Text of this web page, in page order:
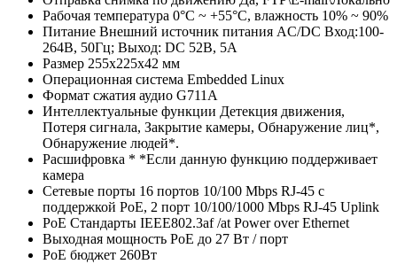
Рабочая температура 0°С ~ +55°С, влажность 10% ~ 90%
Питание Внешний источник питания AC/DC Вход:100-
264В, 50Гц; Выход: DC 52В, 5A
Размер 255х225х42 мм
Операционная система Embedded Linux
Формат сжатия аудио G711A
Интеллектуальные функции Детекция движения,
Потеря сигнала, Закрытие камеры, Обнаружение лиц*,
Обнаружение людей*.
Расшифровка * *Если данную функцию поддерживает
камера
Сетевые порты 16 портов 10/100 Mbps RJ-45 с
поддержкой PoE, 2 порт 10/100/1000 Mbps RJ-45 Uplink
PoE Стандарты IEEE802.3af /at Power over Ethernet
Выходная мощность PoE до 27 Вт / порт
PoE бюджет 260Вт